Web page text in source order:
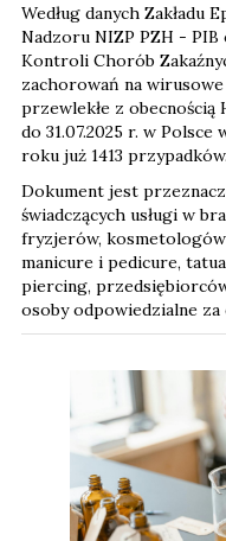
Według danych Zakładu
Nadzoru NIZP PZH -
Kontroli Chorób
zachorowań na
przewlekłe z obecnością
do 31.07.2025 r. w Polsce
roku już 1413 przypadków.
Dokument jest
świadczących usługi w
fryzjerów,
manicure i pedicure,
piercing,
osoby odpowiedzialne za